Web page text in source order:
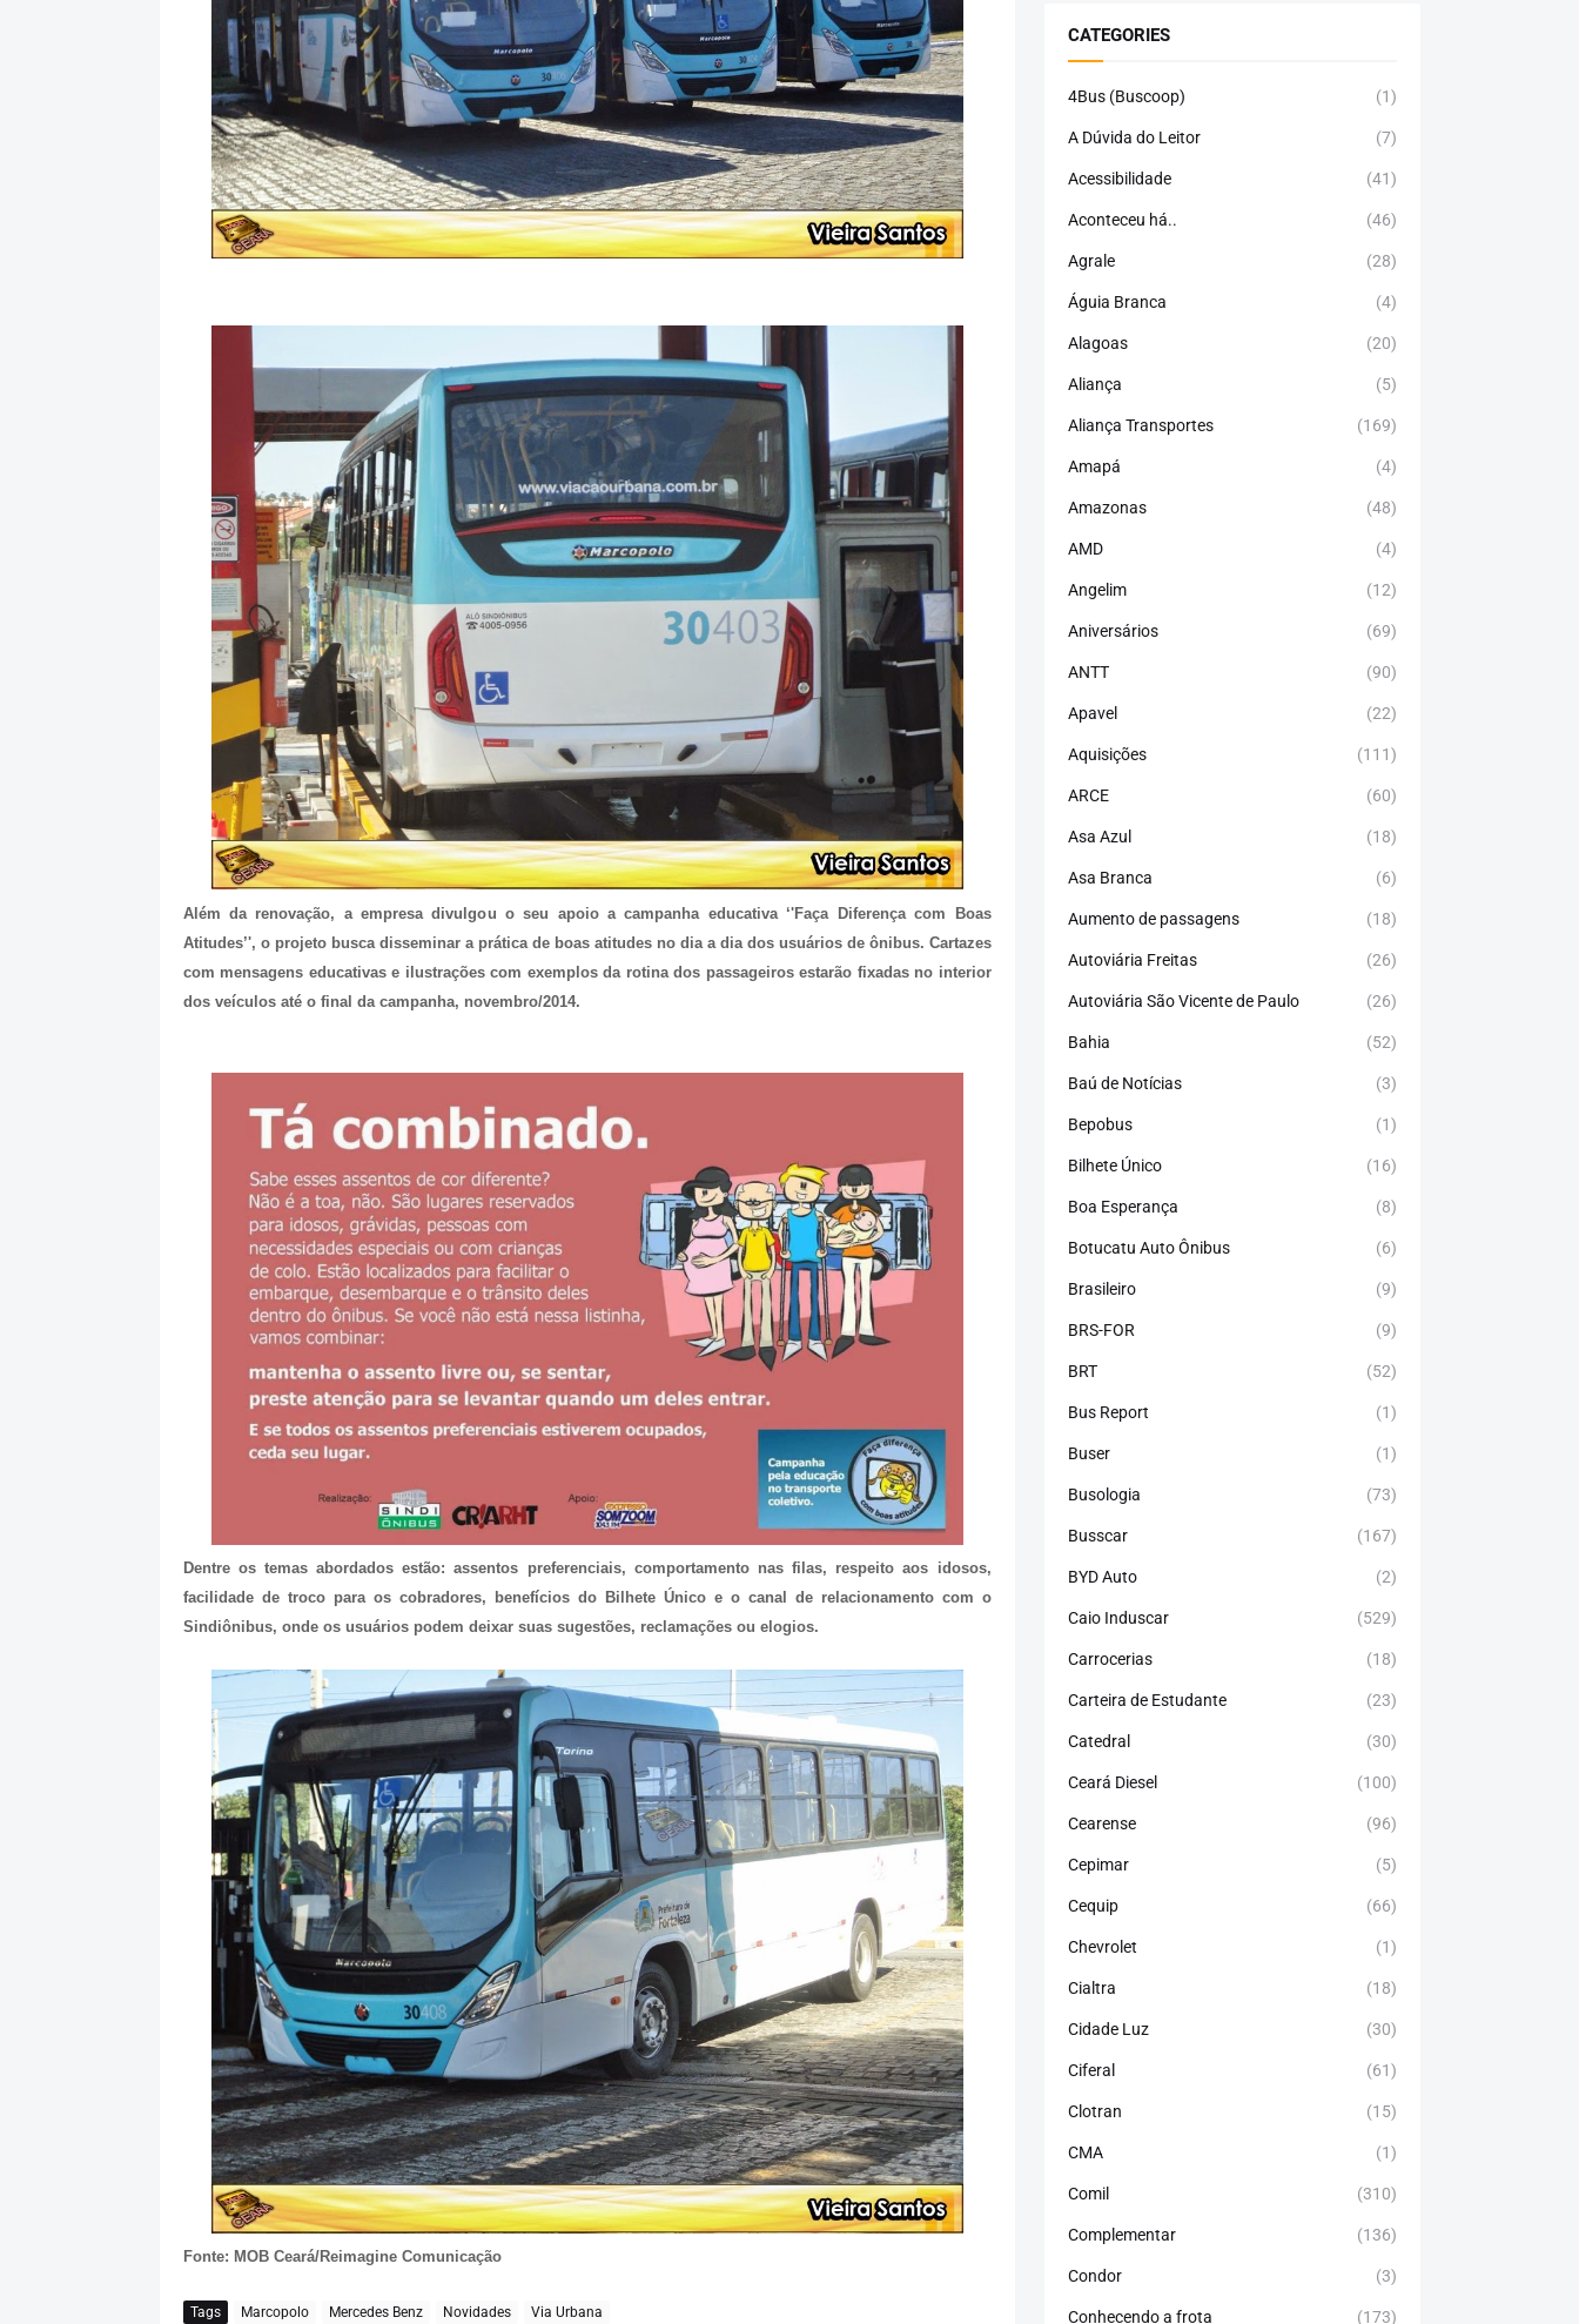
Além da renovação, a empresa divulgou o seu apoio a campanha educativa ‘'Faça Diferença com Boas
Atitudes’', o projeto busca disseminar a prática de boas atitudes no dia a dia dos usuários de ônibus. Cartazes
com mensagens educativas e ilustrações com exemplos da rotina dos passageiros estarão fixadas no interior
dos veículos até o final da campanha, novembro/2014.
Dentre os temas abordados estão: assentos preferenciais, comportamento nas filas, respeito aos idosos,
facilidade de troco para os cobradores, benefícios do Bilhete Único e o canal de relacionamento com o
Sindiônibus, onde os usuários podem deixar suas sugestões, reclamações ou elogios.
Fonte: MOB Ceará/Reimagine Comunicação
Tags Marcopolo Mercedes Benz Novidades Via Urbana
CATEGORIES
4Bus (Buscoop) (1)
A Dúvida do Leitor (7)
Acessibilidade (41)
Aconteceu há.. (46)
Agrale (28)
Águia Branca (4)
Alagoas (20)
Aliança (5)
Aliança Transportes (169)
Amapá (4)
Amazonas (48)
AMD (4)
Angelim (12)
Aniversários (69)
ANTT (90)
Apavel (22)
Aquisições (111)
ARCE (60)
Asa Azul (18)
Asa Branca (6)
Aumento de passagens (18)
Autoviária Freitas (26)
Autoviária São Vicente de Paulo (26)
Bahia (52)
Baú de Notícias (3)
Bepobus (1)
Bilhete Único (16)
Boa Esperança (8)
Botucatu Auto Ônibus (6)
Brasileiro (9)
BRS-FOR (9)
BRT (52)
Bus Report (1)
Buser (1)
Busologia (73)
Busscar (167)
BYD Auto (2)
Caio Induscar (529)
Carrocerias (18)
Carteira de Estudante (23)
Catedral (30)
Ceará Diesel (100)
Cearense (96)
Cepimar (5)
Cequip (66)
Chevrolet (1)
Cialtra (18)
Cidade Luz (30)
Ciferal (61)
Clotran (15)
CMA (1)
Comil (310)
Complementar (136)
Condor (3)
Conhecendo a frota (173)